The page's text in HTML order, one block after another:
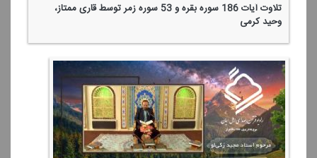
تلاوت آیات 186 سوره بقره و 53 سوره زمر توسط قاری ممتاز،
وحید كرمی